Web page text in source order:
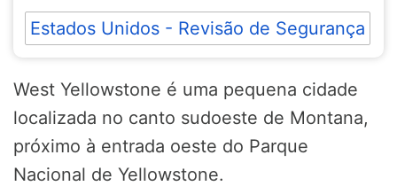
Estados Unidos - Revisão de Segurança
West Yellowstone é uma pequena cidade
localizada no canto sudoeste de Montana,
próximo à entrada oeste do Parque
Nacional de Yellowstone.